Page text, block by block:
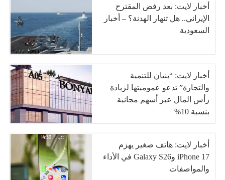
أخبار لايت: بعد رفض المقترح
الإيراني.. هل تنهار الهدنة؟ – أخبار
السعودية
أخبار لايت: “بنيان للتنمية
والتجارة” تدعو عموميتها لزيادة
رأس المال عبر أسهم مجانية
بنسبة 10%
أخبار لايت: هاتف صغير يهزم
iPhone 17 وGalaxy S26 في الأداء
والمواصفات